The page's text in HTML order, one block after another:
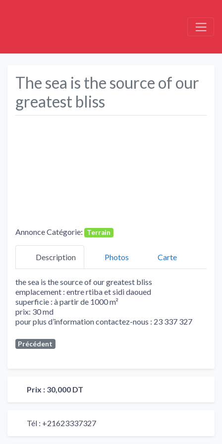
The sea is the source of our
greatest bliss
Annonce Catégorie: Terrain
Description Photos Carte
the sea is the source of our greatest bliss
emplacement : entre rtiba et sidi daoued
superficie : à partir de 1000 m²
prix: 30 md
pour plus d’information contactez-nous : 23 337 327
Précédent
Prix : 30,000 DT
Tél : +21623337327